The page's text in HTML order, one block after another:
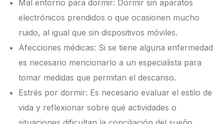
Mal entorno para dormir: Dormir sin aparatos
electrónicos prendidos o que ocasionen mucho
ruido, al igual que sin dispositivos móviles.
Afecciones médicas: Si se tiene alguna enfermedad
es necesario mencionarlo a un especialista para
tomar medidas que permitan el descanso.
Estrés por dormir: Es necesario evaluar el estilo de
vida y reflexionar sobre qué actividades o